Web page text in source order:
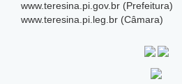
www.teresina.pi.gov.br (Prefeitura)
www.teresina.pi.leg.br (Câmara)